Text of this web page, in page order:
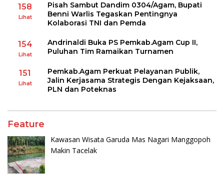
158
Lihat
Pisah Sambut Dandim 0304/Agam, Bupati
Benni Warlis Tegaskan Pentingnya
Kolaborasi TNI dan Pemda
154
Lihat
Andrinaldi Buka PS Pemkab.Agam Cup II,
Puluhan Tim Ramaikan Turnamen
151
Lihat
Pemkab.Agam Perkuat Pelayanan Publik,
Jalin Kerjasama Strategis Dengan Kejaksaan,
PLN dan Poteknas
Feature
Kawasan Wisata Garuda Mas Nagari Manggopoh
Makin Tacelak